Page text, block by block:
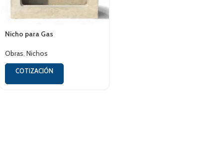
Nicho para Gas
Obras, Nichos
COTIZACIÓN